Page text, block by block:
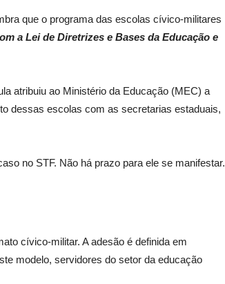
que o programa das escolas cívico-militares
a Lei de Diretrizes e Bases da Educação e
atribuiu ao Ministério da Educação (MEC) a
dessas escolas com as secretarias estaduais,
no STF. Não há prazo para ele se manifestar.
cívico-militar. A adesão é definida em
modelo, servidores do setor da educação